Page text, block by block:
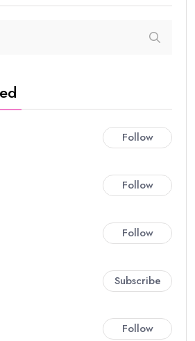
Follow
Follow
Follow
Subscribe
Follow